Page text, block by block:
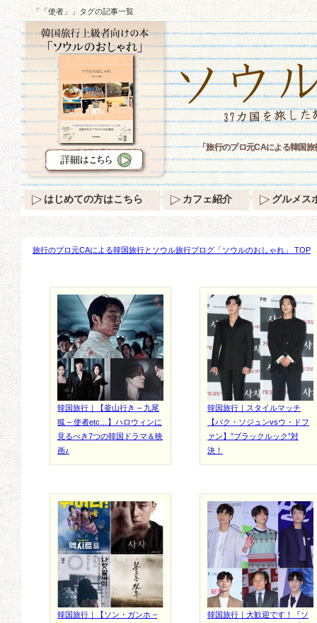
「「使者」」タグの記事一覧
旅行のプロ元CAによる韓国旅行とソウル旅行ブログ「ソウルのおしゃれ」 TOP
韓国旅行｜【釜山行き – 九尾
狐 – 使者etc…】ハロウィンに
見るべき7つの韓国ドラマ＆映
画♪
韓国旅行｜スタイルマッチ
【パク・ソジュンvsウ・ドフ
ァン】”ブラックルック”対
決！
韓国旅行｜【ソン・ガンホ –
韓国旅行｜大歓迎です！『ソ
「旅行のプロ元CAによる韓国
はじめての方はこちら カフェ紹介 グルメス